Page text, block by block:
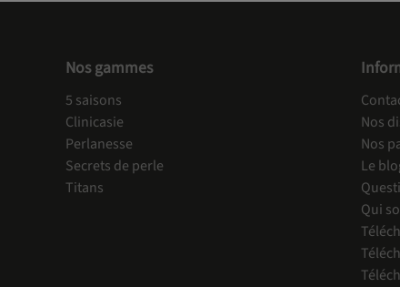
Nos gammes
5 saisons
Clinicasie
Perlanesse
Secrets de perle
Titans
Nos
Nos
Le
Qui